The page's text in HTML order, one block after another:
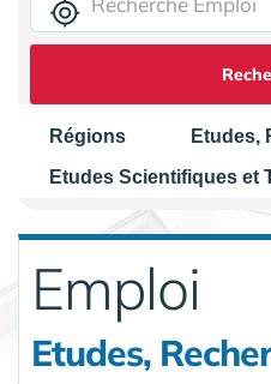
Régions
Etudes,
Etudes Scientifiques et
Emploi
Etudes,